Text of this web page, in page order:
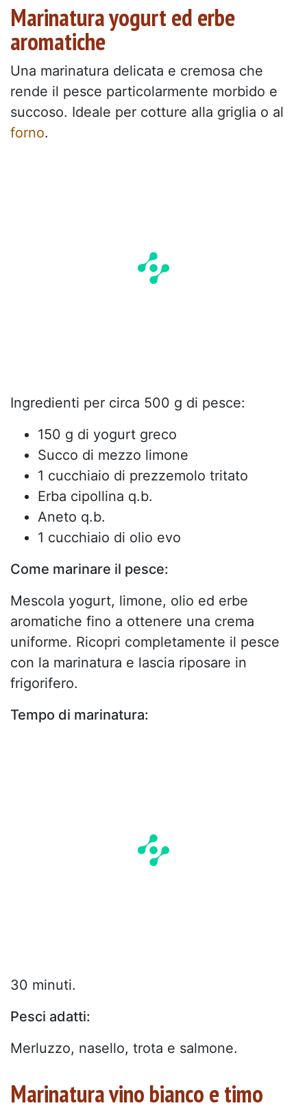
Marinatura yogurt ed erbe
aromatiche
Una marinatura delicata e cremosa che
rende il pesce particolarmente morbido e
succoso. Ideale per cotture alla griglia o al
forno.
Ingredienti per circa 500 g di pesce:
150 g di yogurt greco
Succo di mezzo limone
1 cucchiaio di prezzemolo tritato
Erba cipollina q.b.
Aneto q.b.
1 cucchiaio di olio evo
Come marinare il pesce:
Mescola yogurt, limone, olio ed erbe
aromatiche fino a ottenere una crema
uniforme. Ricopri completamente il pesce
con la marinatura e lascia riposare in
frigorifero.
Tempo di marinatura:
30 minuti.
Pesci adatti:
Merluzzo, nasello, trota e salmone.
Marinatura vino bianco e timo